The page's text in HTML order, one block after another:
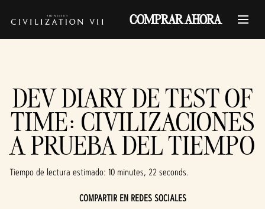
COMPRAR AHORA
DEV DIARY DE TEST OF
TIME: CIVILIZACIONES
A PRUEBA DEL TIEMPO
Tiempo de lectura estimado 10 minutes, 22 seconds
COMPARTIR EN REDES SOCIALES